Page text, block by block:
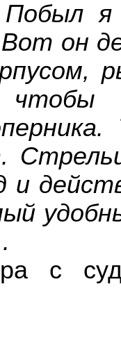
Побыл
он
и
с